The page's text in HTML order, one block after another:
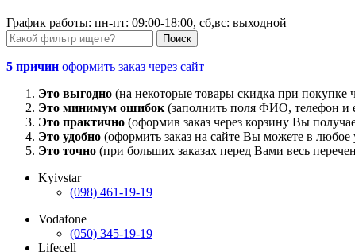
График работы: пн-пт: 09:00-18:00, сб,вс: выходной
5 причин оформить заказ через сайт
Это выгодно (на некоторые товары скидка при покупке
Это минимум ошибок (заполнить поля ФИО, телефон и
Это практично (оформив заказ через корзину Вы
Это удобно (оформить заказ на сайте Вы можете в любое
Это точно (при больших заказах перед Вами весь
Kyivstar
(098) 461-19-19
Vodafone
(050) 345-19-19
Lifecell